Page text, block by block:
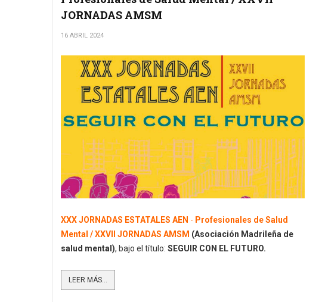
JORNADAS AMSM
16 ABRIL 2024
XXX JORNADAS ESTATALES AEN - Profesionales de Salud
Mental / XXVII JORNADAS AMSM (Asociación Madrileña de
salud mental), bajo el título: SEGUIR CON EL FUTURO.
LEER MÁS...